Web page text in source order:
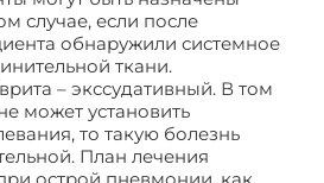
случае, если после
обнаружили системное
ткани.
– экссудативный. В том
может установить
то такую болезнь
План лечения